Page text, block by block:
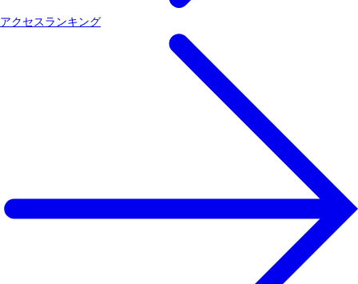
アクセスランキング